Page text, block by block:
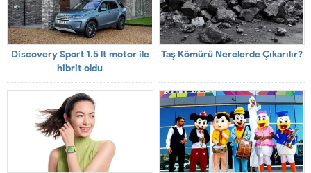
Discovery Sport 1.5 lt motor ile
hibrit oldu
Taş Kömürü Nerelerde Çıkarılır?